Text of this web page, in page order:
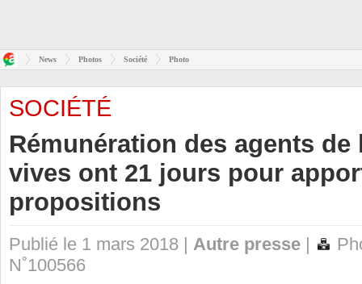
News Photos Société Photo
SOCIÉTÉ
Rémunération des agents de
vives ont 21 jours pour
propositions
Publié le 1 mars 2018 | Autre presse |
N˚100566